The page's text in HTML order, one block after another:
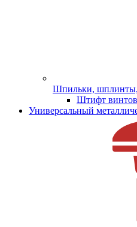
Шпильки,
Штифт
Универсальный